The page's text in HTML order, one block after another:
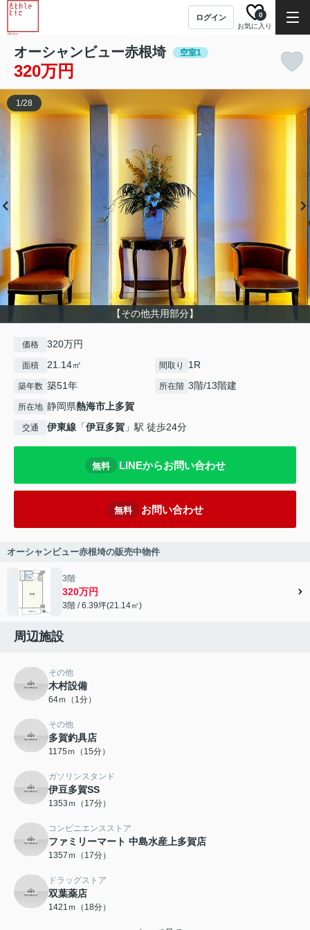
ログイン
お気に入り
0
オーシャンビュー赤根埼 空室1
320万円
【その他共用部分】
1/28
価格 320万円
面積 21.14㎡ 間取り 1R
築年数 築51年 所在階 3階/13階建
所在地 静岡県熱海市上多賀
交通 伊東線 「伊豆多賀 」駅 徒歩24分
無料 LINEからお問い合わせ
無料 お問い合わせ
オーシャンビュー赤根埼の販売中物件
3階
320万円
3階 / 6.39坪(21.14㎡)
周辺施設
その他
木村設備
64ｍ（1分）
その他
多賀釣具店
1175ｍ（15分）
ガソリンスタンド
伊豆多賀SS
1353ｍ（17分）
コンビニエンスストア
ファミリーマート 中島水産上多賀店
1357ｍ（17分）
ドラッグストア
双葉薬店
1421ｍ（18分）